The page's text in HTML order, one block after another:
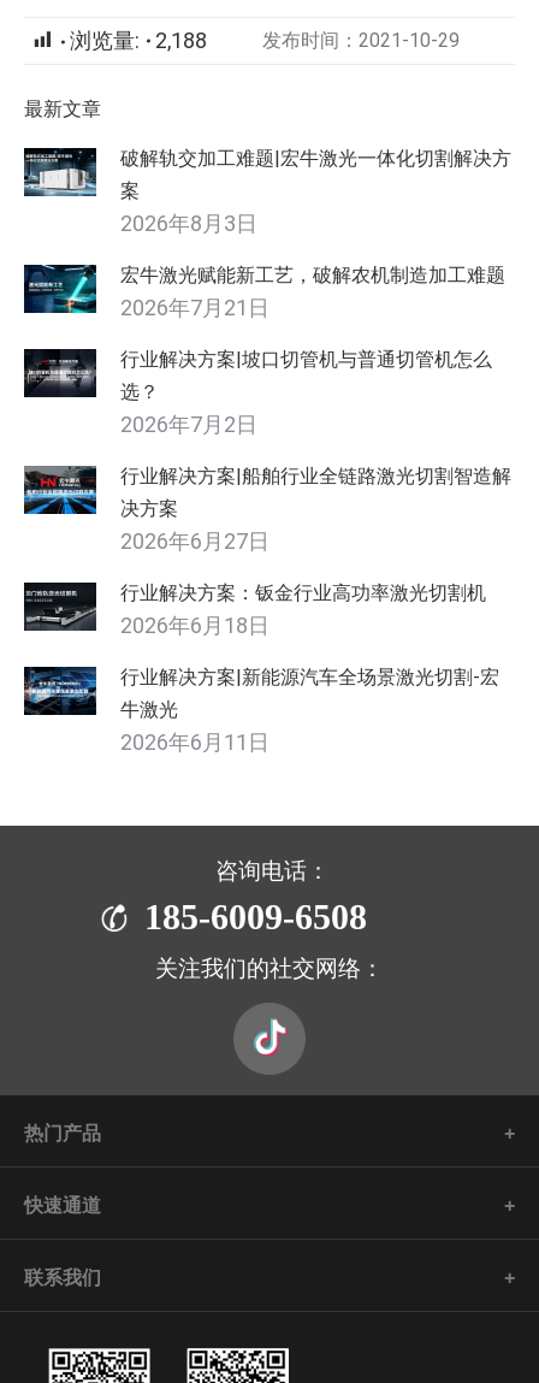
浏览量: 2,188 发布时间：2021-10-29
最新文章
破解轨交加工难题|宏牛激光一体化切割解决方
案
2026年8月3日
宏牛激光赋能新工艺，破解农机制造加工难题
2026年7月21日
行业解决方案|坡口切管机与普通切管机怎么
选？
2026年7月2日
行业解决方案|船舶行业全链路激光切割智造解
决方案
2026年6月27日
行业解决方案：钣金行业高功率激光切割机
2026年6月18日
行业解决方案|新能源汽车全场景激光切割-宏
牛激光
2026年6月11日
关注我们的社交网络：
咨询电话：
185-6009-6508
热门产品
快速通道
联系我们